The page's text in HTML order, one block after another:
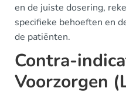
en de juiste dosering,
specifieke behoeften en
de patiënten.
Contra-
Voorzorgen